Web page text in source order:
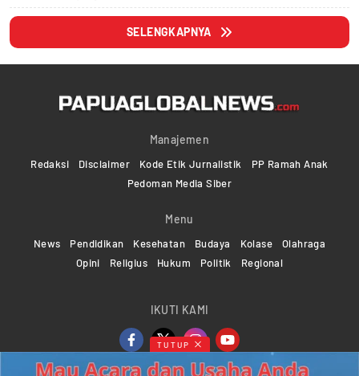
SELENGKAPNYA
Manajemen
Redaksi Disclaimer Kode Etik Jurnalistik
PP Ramah Anak
Pedoman Media Siber
Menu
News Pendidikan Kesehatan Budaya Kolase
Olahraga
Opini
Religius Hukum Politik Regional
IKUTI KAMI
TUTUP